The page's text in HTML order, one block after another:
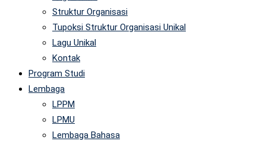
Struktur Organisasi
Tupoksi Struktur Organisasi Unikal
Lagu Unikal
Kontak
Program Studi
Lembaga
LPPM
LPMU
Lembaga Bahasa